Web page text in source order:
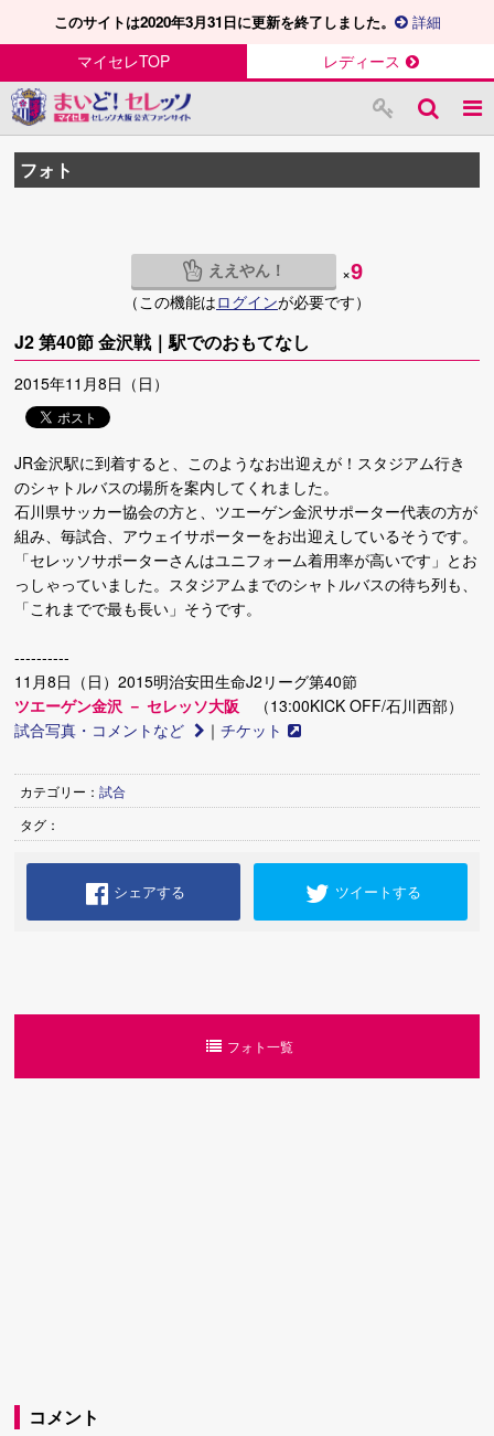
このサイトは2020年3月31日に更新を終了しました。 詳細
マイセレTOP レディース
フォト
ええやん！ ×9
（この機能はログインが必要です）
J2 第40節 金沢戦｜駅でのおもてなし
2015年11月8日（日）
JR金沢駅に到着すると、このようなお出迎えが！スタジアム行き
のシャトルバスの場所を案内してくれました。
石川県サッカー協会の方と、ツエーゲン金沢サポーター代表の方が
組み、毎試合、アウェイサポーターをお出迎えしているそうです。
「セレッソサポーターさんはユニフォーム着用率が高いです」とお
っしゃっていました。スタジアムまでのシャトルバスの待ち列も、
「これまでで最も長い」そうです。
----------
11月8日（日）2015明治安田生命J2リーグ第40節
ツエーゲン金沢 － セレッソ大阪 （13:00KICK OFF/石川西部）
試合写真・コメントなど
｜チケット
カテゴリー：試合
タグ：
シェアする ツイートする
フォト一覧
コメント